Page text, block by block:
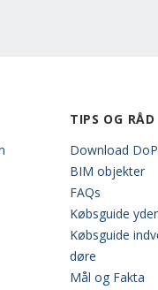
TIPS OG RÅD
Download DoP
BIM objekter
FAQs
Købsguide
Købsguide
døre
Mål og Fakta